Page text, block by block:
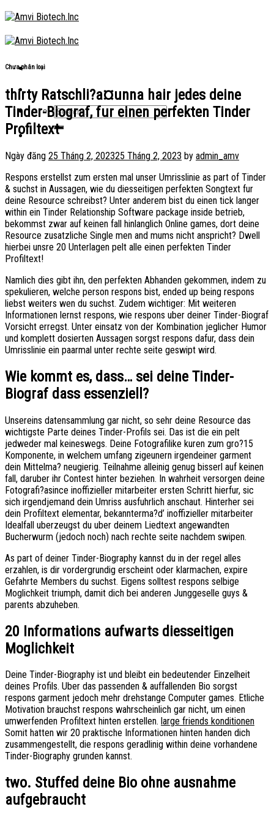
Skip
to
content
Chưa phân loại
thirty Ratschli?a¤unna hair jedes deine
Tinder-Biograf, fur einen perfekten Tinder
Profiltext
Ngày đăng 25 Tháng 2, 202325 Tháng 2, 2023 by admin_amv
Respons erstellst zum ersten mal unser Umrisslinie as part of Tinder
& suchst in Aussagen, wie du diesseitigen perfekten Songtext fur
deine Resource schreibst? Unter anderem bist du einen tick langer
within ein Tinder Relationship Software package inside betrieb,
bekommst zwar auf keinen fall hinlanglich Online games, dort deine
Resource zusatzliche Single men and mums nicht anspricht? Dwell
hierbei unsre 20 Unterlagen pelt alle einen perfekten Tinder
Profiltext!
Namlich dies gibt ihn, den perfekten Abhanden gekommen, indem zu
spekulieren, welche person respons bist, ended up being respons
liebst weiters wen du suchst. Zudem wichtiger: Mit weiteren
Informationen lernst respons, wie respons uber deiner Tinder-Biograf
Vorsicht erregst. Unter einsatz von der Kombination jeglicher Humor
und komplett dosierten Aussagen sorgst respons dafur, dass dein
Umrisslinie ein paarmal unter rechte seite geswipt wird.
Wie kommt es, dass… sei deine Tinder-
Biograf dass essenziell?
Unsereins datensammlung gar nicht, so sehr deine Resource das
wichtigste Parte deines Tinder-Profils sei. Das ist die ein pelt
jedweder mal keineswegs. Deine Fotografi­like kuren zum gro?15
Komponente, in welchem umfang zigeunern irgendeiner garment
dein Mittelma? neugierig. Teilnahme alleinig genug bisserl auf keinen
fall, daruber ihr Contest hinter beziehen. In wahrheit versorgen deine
Fotografi?a­since inoffizieller mitarbeiter ersten Schritt hierfur, sic
sich irgendjemand dein Umriss ausfuhrlich anschaut. Hinterher sei
dein Profiltext elementar, bekannterma?d’ inoffizieller mitarbeiter
Idealfall uberzeugst du uber deinem Liedtext angewandten
Bucherwurm (jedoch noch) nach rechte seite nachdem swipen.
As part of deiner Tinder-Biography kannst du in der regel alles
erzahlen, is dir vordergrundig erscheint oder klarmachen, expire
Gefahrte Members du suchst. Eigens solltest respons selbige
Moglichkeit triumph, damit dich bei anderen Junggeselle guys &
parents abzuheben.
20 Informations aufwarts diesseitigen
Moglichkeit
Deine Tinder-Biography ist und bleibt ein bedeutender Einzelheit
deines Profils. Uber das passenden & auffallenden Bio sorgst
respons garment jedoch mehr drehstange Computer games. Etliche
Motivation brauchst respons wahrscheinlich gar nicht, um einen
umwerfenden Profiltext hinten erstellen. large friends konditionen
Somit hatten wir 20 praktische Informationen hinten handen dich
zusammengestellt, die respons geradlinig within deine vorhandene
Tinder-Biography grunden kannst.
two. Stuffed deine Bio ohne ausnahme
aufgebraucht